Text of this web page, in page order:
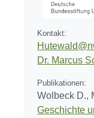
Kontakt:
Dr. Marcus
Publikationen:
Wolbeck D.,
Geschichte